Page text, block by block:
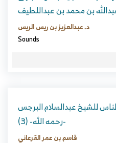
بن محمد بن عبداللطيف
د. عبدالعزيز بن ريس الريس
Sounds
للشيخ عبدالسلام البرجس
-رحمه الله- (3)
قاسم بن عمر القرعاني